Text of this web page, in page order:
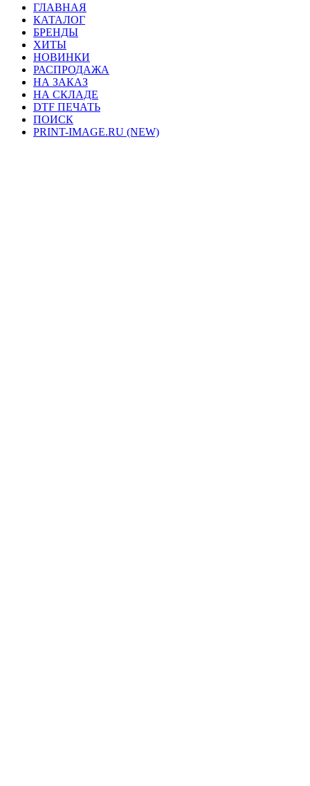
ГЛАВНАЯ
КАТАЛОГ
БРЕНДЫ
ХИТЫ
НОВИНКИ
РАСПРОДАЖА
НА ЗАКАЗ
НА СКЛАДЕ
DTF ПЕЧАТЬ
ПОИСК
PRINT-IMAGE.RU (NEW)